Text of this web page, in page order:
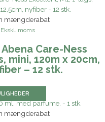
mængderabat
Ekskl. moms
Care-Ness
mini, 120m x 20cm,
– 12 stk.
mængderabat